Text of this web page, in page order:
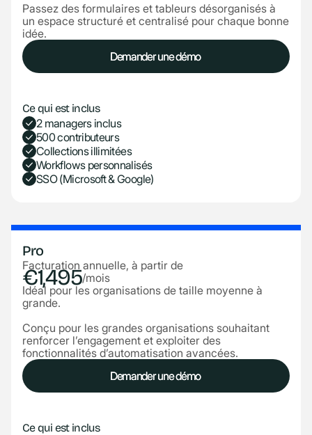
Passez des formulaires et tableurs désorganisés à
un espace structuré et centralisé pour chaque bonne
idée.
Demander une démo
Demander une démo
Ce qui est inclus
2 managers inclus
500 contributeurs
Collections illimitées
Workflows personnalisés
SSO (Microsoft & Google)
Pro
Facturation annuelle, à partir de
€1,495/mois
Idéal pour les organisations de taille moyenne à
grande.
Conçu pour les grandes organisations souhaitant
renforcer l’engagement et exploiter des
fonctionnalités d’automatisation avancées.
Demander une démo
Demander une démo
Ce qui est inclus